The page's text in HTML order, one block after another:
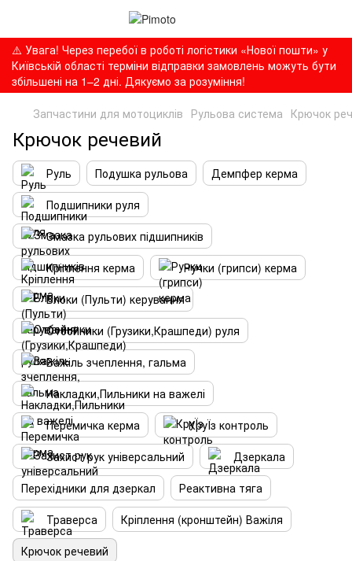
⚠️ Увага! Через перебої в роботі логістики «Нової пошти» у
Київській області терміни відправки замовлень можуть бути
збільшені на 1–2 дні. Дякуємо за розуміння!
Запчастини для мотоциклів Рульова система Крючок
Крючок речевий
Руль Подушка рульова
Демпфер керма
Подшипники руля
Змазка рульових підшипників
Кріплення керма
Ручки (грипси) керма
Блоки (Пульти) керування
Отбойники (Грузики,Крашпеди) руля
Важіль зчеплення, гальма
Накладки,Пильники на важелі
Перемичка керма
КруЇз контроль
Захист рук універсальний
Дзеркала
Перехідники для дзеркал
Реактивна тяга
Траверса
Кріплення (кронштейн) Важіля
Крючок речевий